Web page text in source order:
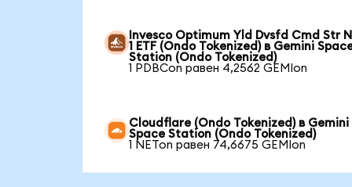
Invesco Optimum Yld Dvsfd Cmd Str
1 ETF (Ondo Tokenized) в Gemini
Station (Ondo Tokenized)
1 PDBCon равен 4,2562 GEMIon
Cloudflare (Ondo Tokenized) в Gemini
Space Station (Ondo Tokenized)
1 NETon равен 74,6675 GEMIon